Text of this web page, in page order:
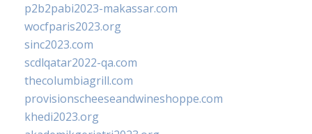
p2b2pabi2023-makassar.com
wocfparis2023.org
sinc2023.com
scdlqatar2022-qa.com
thecolumbiagrill.com
provisionscheeseandwineshoppe.com
khedi2023.org